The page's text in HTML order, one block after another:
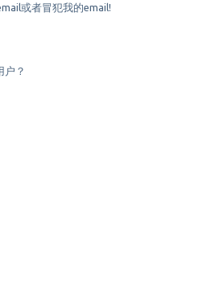
或者冒犯我的email!
户？